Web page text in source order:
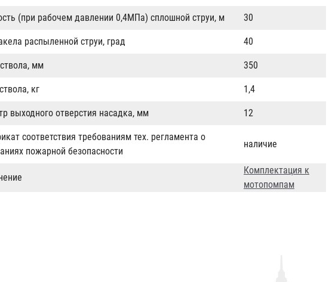
(при рабочем давлении 0,4МПа) сплошной струи, м 30
распыленной струи, град 40
мм 350
кг 1,4
выходного отверстия насадка, мм 12
соответствия требованиям тех. регламента о
пожарной безопасности
наличие
Комплектация к
мотопомпам